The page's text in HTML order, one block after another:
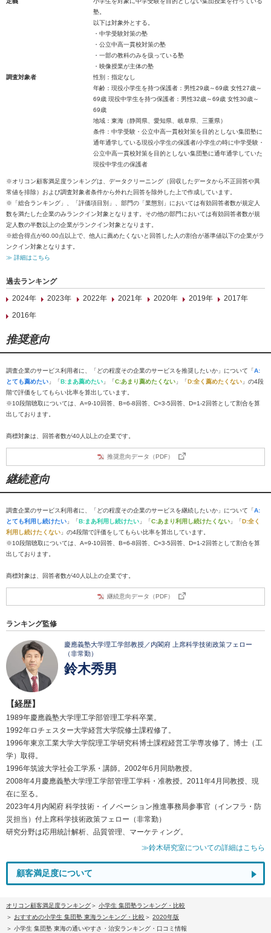
塾。
以下は対象外とする。
・中学受験対策の塾
・公立中高一貫校対策の塾
・一部の教科のみを扱っている塾
・映像授業が主体の塾
調査対象者
性別：指定なし
年齢：現役小学生を持つ保護者：男性29歳～69歳 女性27歳～
69歳 現役中学生を持つ保護者：男性32歳～69歳 女性30歳～
69歳
地域：東海（静岡県、愛知県、岐阜県、三重県）
条件：中学受験・公立中高一貫校対策を目的としない集団塾に
通年通学している現役小学生の保護者/小学生の時に中学受験・
公立中高一貫校対策を目的としない集団塾に通年通学していた
現役中学生の保護者
※オリコン顧客満足度ランキングは、データクリーニング（回収したデータから不正回答や異
常値を排除）および調査対象者条件から外れた回答を除外した上で作成しています。
※「総合ランキング」、「評価項目別」、部門の「業態別」においては有効回答者数が規定人
数を満たした企業のみランクイン対象となります。その他の部門においては有効回答者数が規
定人数の半数以上の企業がランクイン対象となります。
※総合得点が60.00点以上で、他人に薦めたくないと回答した人の割合が基準値以下の企業がラ
ンクイン対象となります。
≫ 詳細はこちら
過去ランキング
2024年
2023年 2022年 2021年 2020年 2019年
2017年
2016年
推奨意向
調査企業のサービス利用者に、「どの程度その企業のサービスを推奨したいか」について「A:
とても薦めたい 」「B:まあ薦めたい 」「C:あまり薦めたくない 」「D:全く薦めたくない 」の4段
階で評価をしてもらい比率を算出しています。
※10段階聴取については、A=9-10回答、B=6-8回答、C=3-5回答、D=1-2回答として割合を算
出しております。
商標対象は、回答者数が40人以上の企業です。
推奨意向データ（PDF）
継続意向
調査企業のサービス利用者に、「どの程度その企業のサービスを継続したいか」について「A:
とても利用し続けたい 」「B:まあ利用し続けたい 」「C:あまり利用し続けたくない 」「D:全く
利用し続けたくない 」の4段階で評価をしてもらい比率を算出しています。
※10段階聴取については、A=9-10回答、B=6-8回答、C=3-5回答、D=1-2回答として割合を算
出しております。
商標対象は、回答者数が40人以上の企業です。
継続意向データ（PDF）
ランキング監修
慶應義塾大学理工学部教授／内閣府 上席科学技術政策フェロー
（非常勤）
鈴木秀男
【経歴】
1989年慶應義塾大学理工学部管理工学科卒業。
1992年ロチェスター大学経営大学院修士課程修了。
1996年東京工業大学大学院理工学研究科博士課程経営工学専攻修了。博士（工
学）取得。
1996年筑波大学社会工学系・講師。2002年6月同助教授。
2008年4月慶應義塾大学理工学部管理工学科・准教授。2011年4月同教授、現
在に至る。
2023年4月内閣府 科学技術・イノベーション推進事務局参事官（インフラ・防
災担当）付上席科学技術政策フェロー（非常勤）
研究分野は応用統計解析、品質管理、マーケティング。
≫鈴木研究室についての詳細はこちら
顧客満足度について
オリコン顧客満足度ランキング
小学生 集団塾ランキング・比較
おすすめの小学生 集団塾 東海ランキング・比較
2020年版
小学生 集団塾 東海の通いやすさ・治安ランキング・口コミ情報